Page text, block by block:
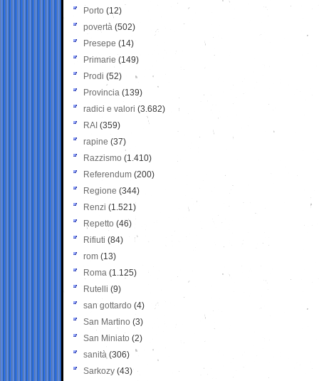
Porto (12)
povertà (502)
Presepe (14)
Primarie (149)
Prodi (52)
Provincia (139)
radici e valori (3.682)
RAI (359)
rapine (37)
Razzismo (1.410)
Referendum (200)
Regione (344)
Renzi (1.521)
Repetto (46)
Rifiuti (84)
rom (13)
Roma (1.125)
Rutelli (9)
san gottardo (4)
San Martino (3)
San Miniato (2)
sanità (306)
Sarkozy (43)